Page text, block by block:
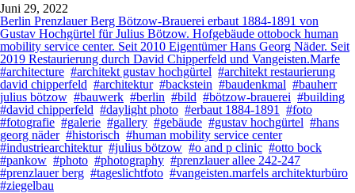
Juni 29, 2022
Berlin Prenzlauer Berg Bötzow-Brauerei erbaut 1884-1891 von
Gustav Hochgürtel für Julius Bötzow. Hofgebäude ottobock human
mobility service center. Seit 2010 Eigentümer Hans Georg Näder. Seit
2019 Restaurierung durch David Chipperfeld und Vangeisten.Marfe
#architecture #architekt gustav hochgürtel #architekt restaurierung
david chipperfeld #architektur #backstein #baudenkmal #bauherr
julius bötzow #bauwerk #berlin #bild #bötzow-brauerei #building
#david chipperfeld #daylight photo #erbaut 1884-1891
#foto
#fotografie #galerie #gallery #gebäude #gustav hochgürtel #hans
georg näder #historisch #human mobility service center
#industriearchitektur #julius bötzow #o and p clinic #otto bock
#pankow #photo #photography #prenzlauer allee 242-247
#prenzlauer berg #tageslichtfoto #vangeisten.marfels architekturbüro
#ziegelbau